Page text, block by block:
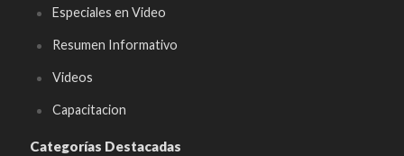
Especiales en Video
Resumen Informativo
Videos
Capacitacion
Categorías Destacadas